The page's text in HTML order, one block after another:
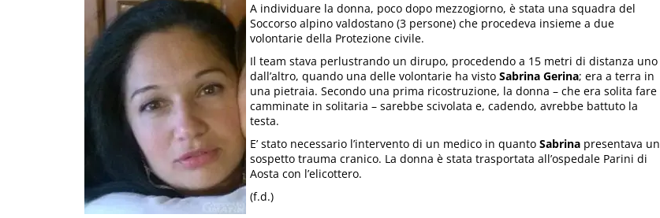
A individuare la donna, poco dopo mezzogiorno, è stata una squadra del
Soccorso alpino valdostano (3 persone) che procedeva insieme a due
volontarie della Protezione civile.
Il team stava perlustrando un dirupo, procedendo a 15 metri di distanza uno
dall’altro, quando una delle volontarie ha visto Sabrina Gerina; era a terra in
una pietraia. Secondo una prima ricostruzione, la donna – che era solita fare
camminate in solitaria – sarebbe scivolata e, cadendo, avrebbe battuto la
testa.
E’ stato necessario l’intervento di un medico in quanto Sabrina presentava un
sospetto trauma cranico. La donna è stata trasportata all’ospedale Parini di
Aosta con l’elicottero.
(f.d.)